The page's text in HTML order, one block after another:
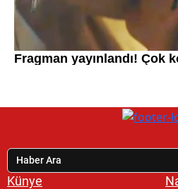
Künye